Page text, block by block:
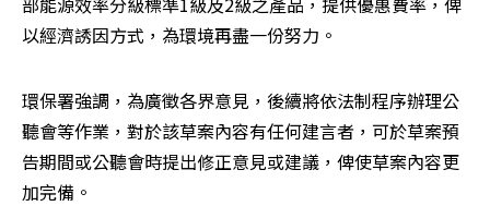
以經濟誘因方式，為環境再盡一份努力。
環保署強調，為廣徵各界意見，後續將依法制程序辦理公
聽會等作業，對於該草案內容有任何建言者，可於草案預
告期間或公聽會時提出修正意見或建議，俾使草案內容更
加完備。